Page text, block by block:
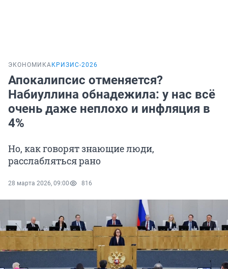
ЭКОНОМИКА КРИЗИС-2026
Апокалипсис отменяется?
Набиуллина обнадежила: у нас всё
очень даже неплохо и инфляция в
4%
Но, как говорят знающие люди,
расслабляться рано
28 марта 2026, 09:00 816